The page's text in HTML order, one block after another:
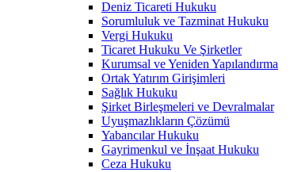
Deniz Ticareti Hukuku
Sorumluluk ve Tazminat Hukuku
Vergi Hukuku
Ticaret Hukuku Ve Şirketler
Kurumsal ve Yeniden Yapılandırma
Ortak Yatırım Girişimleri
Sağlık Hukuku
Şirket Birleşmeleri ve Devralmalar
Uyuşmazlıkların Çözümü
Yabancılar Hukuku
Gayrimenkul ve İnşaat Hukuku
Ceza Hukuku